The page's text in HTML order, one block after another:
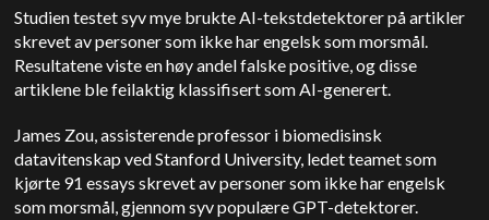
Studien testet syv mye brukte AI-tekstdetektorer på artikler
skrevet av personer som ikke har engelsk som morsmål.
Resultatene viste en høy andel falske positive, og disse
artiklene ble feilaktig klassifisert som AI-generert.
James Zou, assisterende professor i biomedisinsk
datavitenskap ved Stanford University, ledet teamet som
kjørte 91 essays skrevet av personer som ikke har engelsk
som morsmål, gjennom syv populære GPT-detektorer.